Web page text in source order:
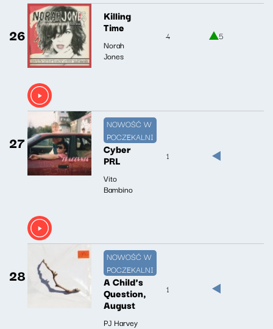
26
Killing
Time
Norah
Jones
4 5
27
NOWOŚĆ W
POCZEKALNI
Cyber
PRL
Vito
Bambino
1
28
NOWOŚĆ W
POCZEKALNI
A Child's
Question,
August
PJ Harvey
1